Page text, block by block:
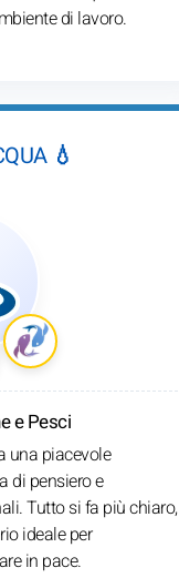
di lavoro.
💧
e Pesci
una piacevole
di pensiero e
Tutto si fa più chiaro,
ideale per
in pace.